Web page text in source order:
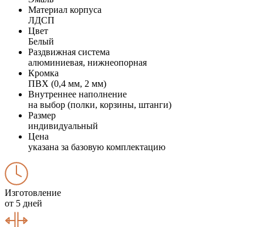
Материал корпуса
ЛДСП
Цвет
Белый
Раздвижная система
алюминиевая, нижнеопорная
Кромка
ПВХ (0,4 мм, 2 мм)
Внутреннее наполнение
на выбор (полки, корзины, штанги)
Размер
индивидуальный
Цена
указана за базовую комплектацию
Изготовление
от 5 дней